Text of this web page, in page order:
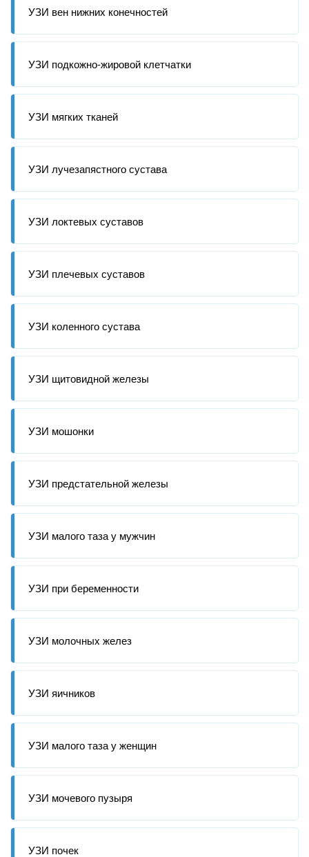
УЗИ вен нижних конечностей
УЗИ подкожно-жировой клетчатки
УЗИ мягких тканей
УЗИ лучезапястного сустава
УЗИ локтевых суставов
УЗИ плечевых суставов
УЗИ коленного сустава
УЗИ щитовидной железы
УЗИ мошонки
УЗИ предстательной железы
УЗИ малого таза у мужчин
УЗИ при беременности
УЗИ молочных желез
УЗИ яичников
УЗИ малого таза у женщин
УЗИ мочевого пузыря
УЗИ почек